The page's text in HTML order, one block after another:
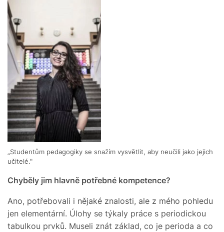
„Studentům pedagogiky se snažím vysvětlit, aby neučili jako jejich
učitelé."
Chyběly jim hlavně potřebné kompetence?
Ano, potřebovali i nějaké znalosti, ale z mého pohledu
jen elementární. Úlohy se týkaly práce s periodickou
tabulkou prvků. Museli znát základ, co je perioda a co